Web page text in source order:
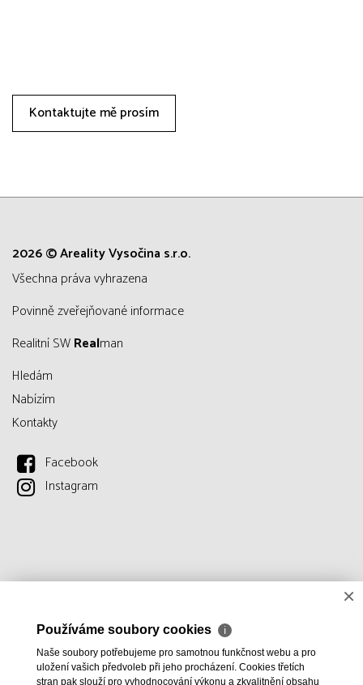
Kontaktujte mě prosím
2026 © Areality Vysočina s.r.o.
všechna práva vyhrazena
Povinně zveřejňované informace
Realitní SWRealman
Hledám
Nabízím
Kontakty
Facebook
Instagram
×
Používáme soubory cookies ℹ
Naše soubory potřebujeme pro samotnou funkčnost webu a pro
uložení vašich předvoleb při jeho procházení. Cookies třetích
stran pak slouží pro vyhodnocování výkonu a zkvalitnění obsahu